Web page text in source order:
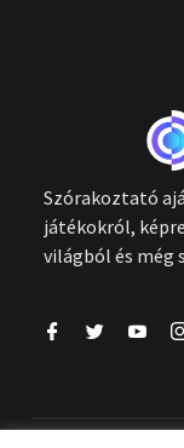
Szórakoztató
játékokról,
világból és még